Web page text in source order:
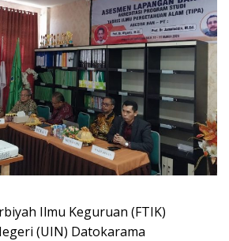
Ilmu Keguruan (FTIK)
(UIN) Datokarama